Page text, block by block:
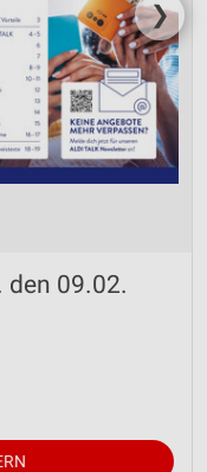
❯
den 09.02.